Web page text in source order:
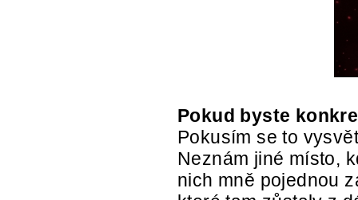
Pokud byste
Pokusím se to
Neznám jiné místo,
nich mně pojednou